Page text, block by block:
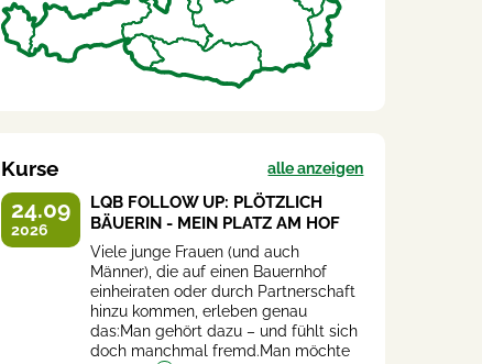
Kurse alle anzeigen
24.09
2026
LQB FOLLOW UP: PLÖTZLICH
BÄUERIN - MEIN PLATZ AM HOF
Viele junge Frauen (und auch
Männer), die auf einen Bauernhof
einheiraten oder durch Partnerschaft
hinzu kommen, erleben genau
das:Man gehört dazu – und fühlt sich
doch manchmal fremd.Man möchte